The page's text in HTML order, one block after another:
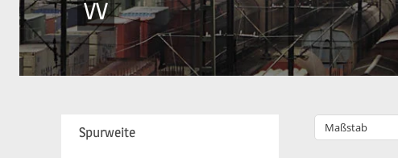
VV
Spurweite Maßstab